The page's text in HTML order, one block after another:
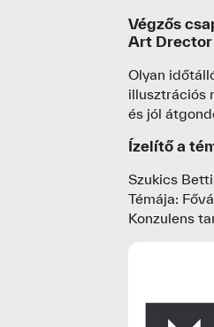
Végzős
Art Drector
Olyan
illusztrációs
és jól
Ízelítő a
Szukics
Témája:
Konzulens